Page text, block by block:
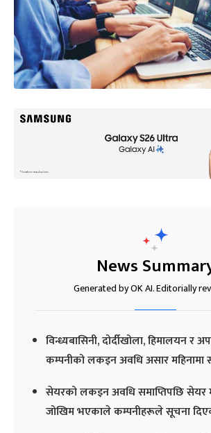
News
Generated by OK AI. Editorially
विन्ध्यबासिनी, दोर्दीखोला, हिमालयन र
कम्पनीको लकइन अवधि असार महिनामा
सेयरको लकइन अवधि समाप्तिपछि
जोखिम भएकाले कम्पनीहरूले सूचना